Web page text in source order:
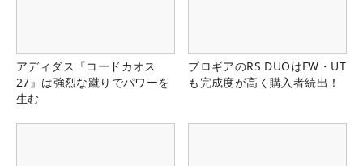
アディダス『コードカオス
27』は強烈な蹴りでパワーを
生む
プロギアのRS DUOはFW・UT
も完成度が高く購入者続出！